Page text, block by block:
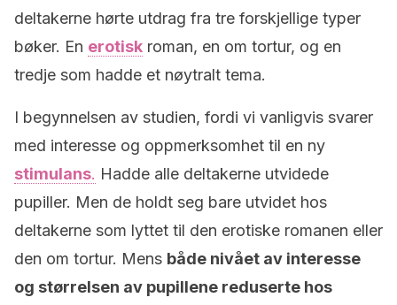
deltakerne hørte utdrag fra tre forskjellige typer
bøker. En erotisk roman, en om tortur, og en
tredje som hadde et nøytralt tema.
I begynnelsen av studien, fordi vi vanligvis svarer
med interesse og oppmerksomhet til en ny
stimulans. Hadde alle deltakerne utvidede
pupiller. Men de holdt seg bare utvidet hos
deltakerne som lyttet til den erotiske romanen eller
den om tortur. Mens både nivået av interesse
og størrelsen av pupillene reduserte hos